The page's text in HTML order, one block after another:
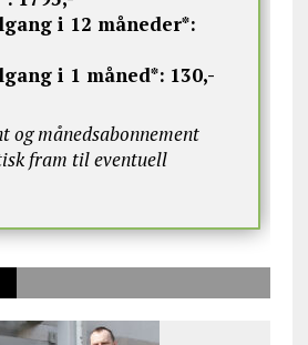
i 12 måneder*:
i 1 måned*: 130,-
og månedsabonnement
fram til eventuell